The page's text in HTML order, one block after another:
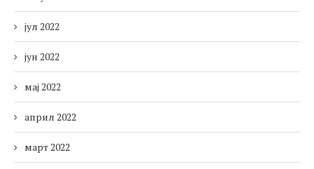
јул 2022
јун 2022
мај 2022
април 2022
март 2022